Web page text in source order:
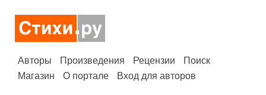
Авторы Произведения Рецензии
Поиск
Магазин
О портале Вход для авторов